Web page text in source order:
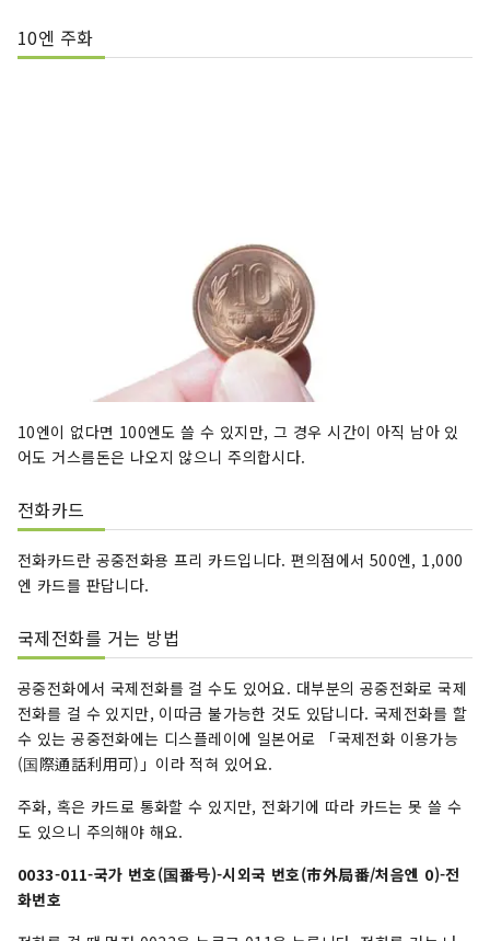
10엔 주화
10엔이 없다면 100엔도 쓸 수 있지만, 그 경우 시간이 아직 남아 있
어도 거스름돈은 나오지 않으니 주의합시다.
전화카드
전화카드란 공중전화용 프리 카드입니다. 편의점에서 500엔, 1,000
엔 카드를 판답니다.
국제전화를 거는 방법
공중전화에서 국제전화를 걸 수도 있어요. 대부분의 공중전화로 국제
전화를 걸 수 있지만, 이따금 불가능한 것도 있답니다. 국제전화를 할
수 있는 공중전화에는 디스플레이에 일본어로 「국제전화 이용가능
(国際通話利用可)」이라 적혀 있어요.
주화, 혹은 카드로 통화할 수 있지만, 전화기에 따라 카드는 못 쓸 수
도 있으니 주의해야 해요.
0033-011-국가 번호(国番号)-시외국 번호(市外局番/처음엔 0)-전
화번호